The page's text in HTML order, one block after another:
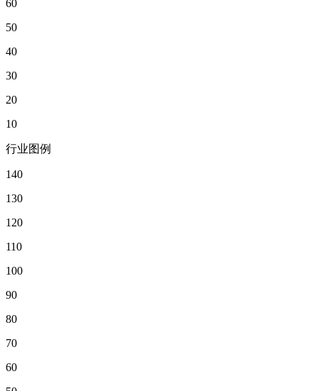
60
50
40
30
20
10
行业图例
140
130
120
110
100
90
80
70
60